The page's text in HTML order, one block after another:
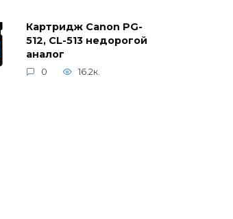
Картридж Canon PG-
512, CL-513 недорогой
аналог
0 16.2к.